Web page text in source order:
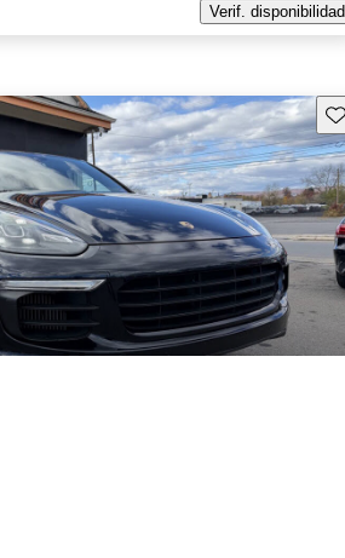
Verif. disponibilidad